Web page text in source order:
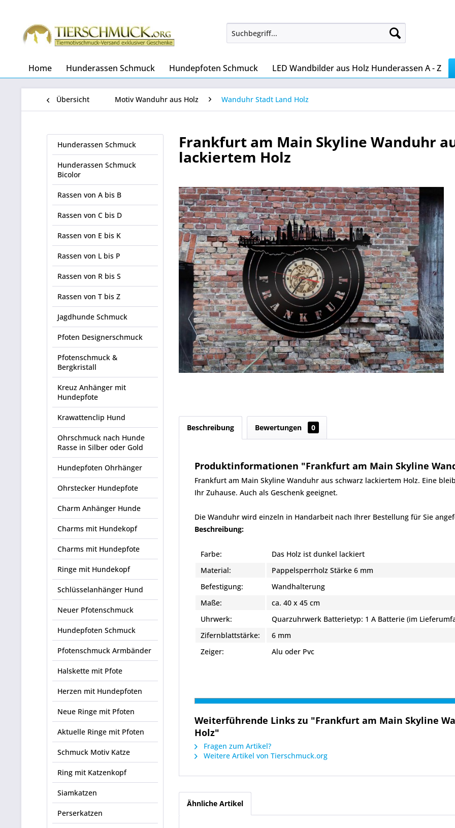
Home Hunderassen Schmuck Hundepfoten Schmuck LED Wandbilder aus Holz Hunderassen A - Z
Übersicht Motiv Wanduhr aus Holz Wanduhr Stadt Land Holz
Hunderassen Schmuck
Hunderassen Schmuck
Bicolor
Rassen von A bis B
Rassen von C bis D
Rassen von E bis K
Rassen von L bis P
Rassen von R bis S
Rassen von T bis Z
Jagdhunde Schmuck
Pfoten Designerschmuck
Pfotenschmuck &
Bergkristall
Kreuz Anhänger mit
Hundepfote
Krawattenclip Hund
Ohrschmuck nach Hunde
Rasse in Silber oder Gold
Hundepfoten Ohrhänger
Ohrstecker Hundepfote
Charm Anhänger Hunde
Charms mit Hundekopf
Charms mit Hundepfote
Ringe mit Hundekopf
Schlüsselanhänger Hund
Neuer Pfotenschmuck
Hundepfoten Schmuck
Pfotenschmuck Armbänder
Halskette mit Pfote
Herzen mit Hundepfoten
Neue Ringe mit Pfoten
Aktuelle Ringe mit Pfoten
Schmuck Motiv Katze
Ring mit Katzenkopf
Siamkatzen
Perserkatzen
Frankfurt am Main Skyline Wanduhr
lackiertem Holz
Beschreibung Bewertungen 0
Produktinformationen "Frankfurt am Main Skyline
Frankfurt am Main Skyline Wanduhr aus schwarz lackiertem Holz. Eine
Ihr Zuhause. Auch als Geschenk geeignet.
Die Wanduhr wird einzeln in Handarbeit nach Ihrer Bestellung für Sie
Beschreibung:
Farbe:
Das Holz ist dunkel lackiert
Material:
Pappelsperrholz Stärke 6 mm
Befestigung:
Wandhalterung
Maße:
ca. 40 x 45 cm
Uhrwerk:
Quarzuhrwerk Batterietyp: 1 A Batterie (im
Zifernblattstärke:
6 mm
Zeiger:
Alu oder Pvc
Weiterführende Links zu "Frankfurt am Main Skyline
Holz"
Fragen zum Artikel?
Weitere Artikel von Tierschmuck.org
Ähnliche Artikel